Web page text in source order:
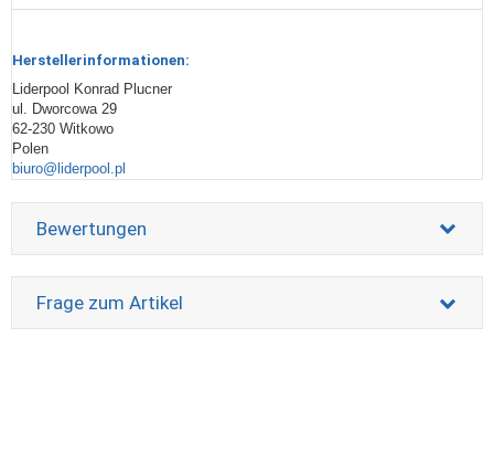
Herstellerinformationen:
Liderpool Konrad Plucner
ul. Dworcowa 29
62-230 Witkowo
Polen
biuro@liderpool.pl
Bewertungen
Frage zum Artikel